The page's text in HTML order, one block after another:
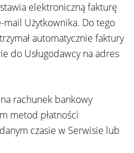
elektroniczną fakturę
mail Użytkownika. Do tego
automatycznie faktury
do Usługodawcy na adres
rachunek bankowy
metod płatności
czasie w Serwisie lub